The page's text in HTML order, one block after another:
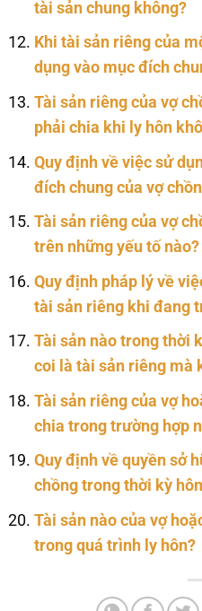
tài sản chung không?
Khi tài sản riêng của
dụng vào mục đích
Tài sản riêng của vợ
phải chia khi ly hôn
Quy định về việc sử
đích chung của vợ
Tài sản riêng của vợ
trên những yếu tố nào?
Quy định pháp lý về
tài sản riêng khi đang
Tài sản nào trong thời
coi là tài sản riêng mà
Tài sản riêng của vợ
chia trong trường hợp
Quy định về quyền sở
chồng trong thời kỳ
Tài sản nào của vợ
trong quá trình ly hôn?